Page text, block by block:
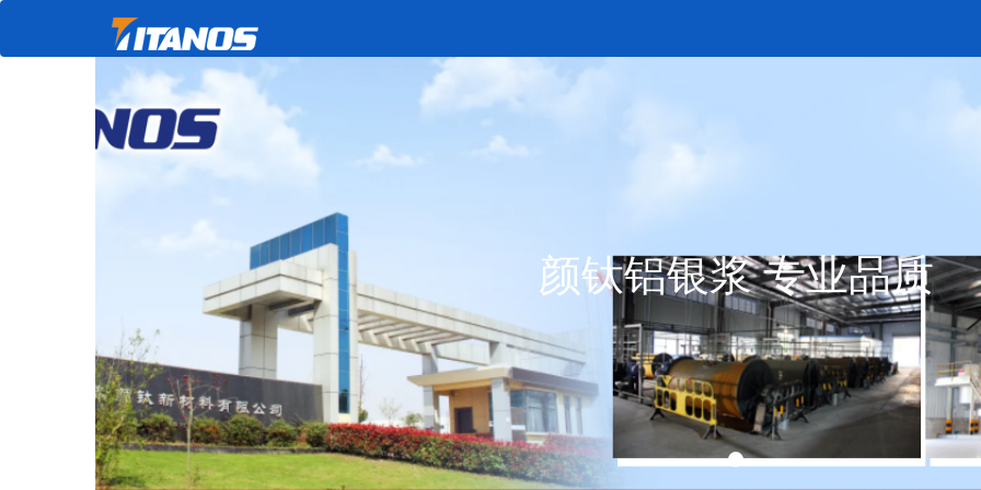
颜钛铝银浆 专业品质